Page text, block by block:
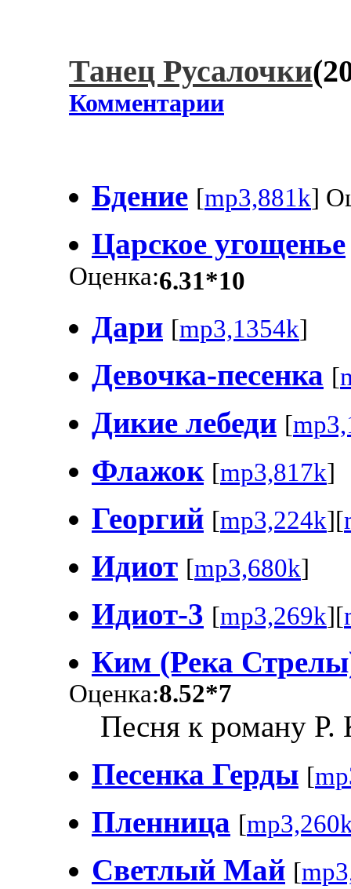
Танец Русалочки
Комментарии
Бдение [mp3,881k]
Царское угощенье
Оценка:6.31*10
Дари [mp3,1354k]
Девочка-песенка [
Дикие лебеди [
Флажок [mp3,817k]
Георгий [mp3,224k][
Идиот [mp3,680k]
Идиот-3 [mp3,269k][
Ким (Река
Оценка:8.52*7
Песня к роману
Песенка Герды [
Пленница [
Светлый Май [